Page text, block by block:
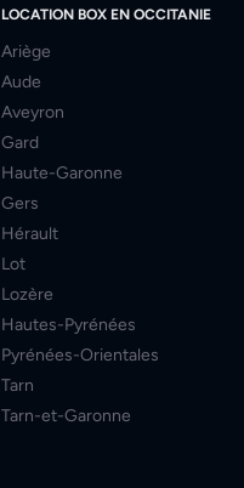
LOCATION BOX EN OCCITANIE
Ariège
Aude
Aveyron
Gard
Haute-Garonne
Gers
Hérault
Lot
Lozère
Hautes-Pyrénées
Pyrénées-Orientales
Tarn
Tarn-et-Garonne